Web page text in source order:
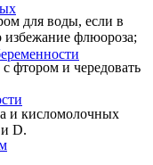
для воды, если в
избежание флюороза;
фтором и чередовать
и кисломолочных
D.